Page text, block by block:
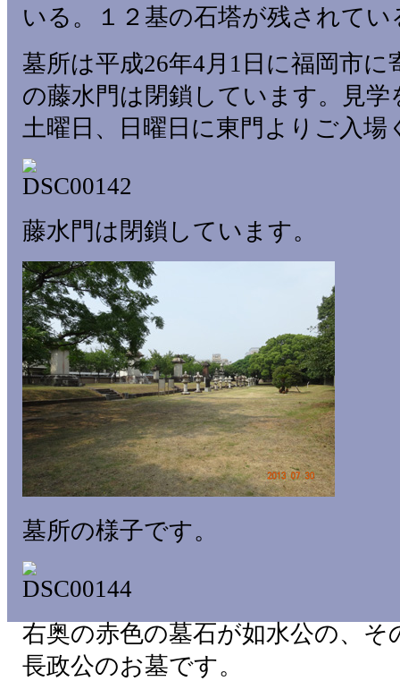
いる。１２基の石塔が残されてい
墓所は平成26年4月1日に福岡市
の藤水門は閉鎖しています。見
土曜日、日曜日に東門よりご入場
藤水門は閉鎖しています。
墓所の様子です。
右奥の赤色の墓石が如水公の、そ
長政公のお墓です。